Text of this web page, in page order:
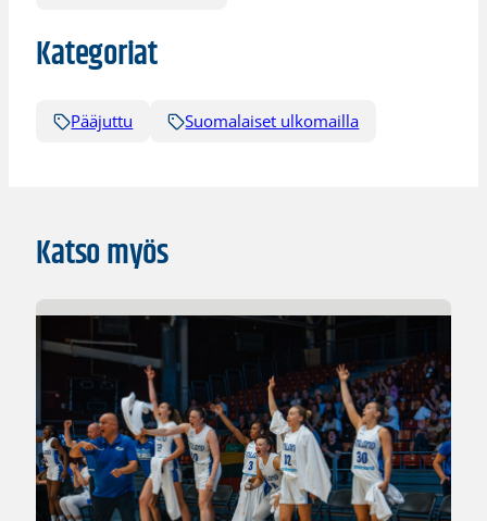
Kategoriat
Pääjuttu Suomalaiset ulkomailla
Katso myös